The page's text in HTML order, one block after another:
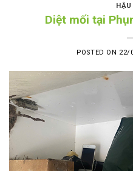
HẬU
Diệt mối tại
POSTED ON 22/